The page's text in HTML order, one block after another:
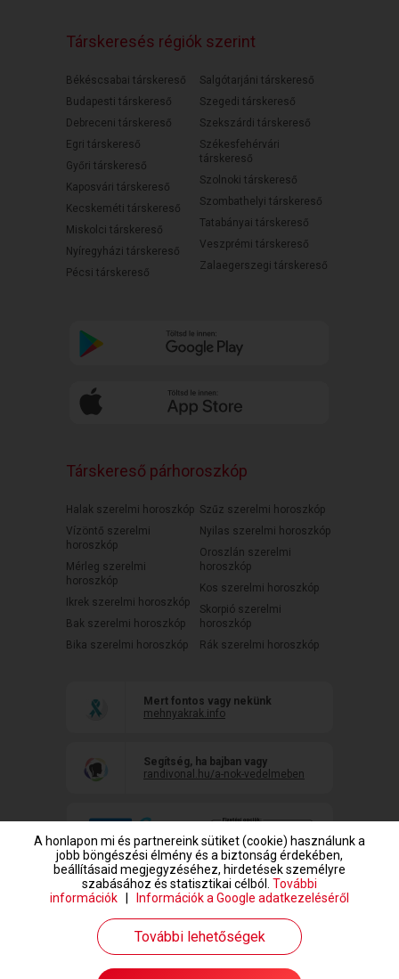
Társkeresés régiók szerint
Békéscsabai társkereső
Budapesti társkereső
Debreceni társkereső
Egri társkereső
Győri társkereső
Kaposvári társkereső
Kecskeméti társkereső
Miskolci társkereső
Nyíregyházi társkereső
Pécsi társkereső
Salgótarjáni társkereső
Szegedi társkereső
Szekszárdi társkereső
Székesfehérvári
társkereső
Szolnoki társkereső
Szombathelyi társkereső
Tatabányai társkereső
Veszprémi társkereső
Zalaegerszegi társkereső
Társkereső párhoroszkóp
Halak szerelmi horoszkóp
Vízöntő szerelmi
horoszkóp
Mérleg szerelmi
horoszkóp
Ikrek szerelmi horoszkóp
Bak szerelmi horoszkóp
Bika szerelmi horoszkóp
Szűz szerelmi horoszkóp
Nyilas szerelmi horoszkóp
Oroszlán szerelmi
horoszkóp
Kos szerelmi horoszkóp
Skorpió szerelmi
horoszkóp
Rák szerelmi horoszkóp
Mert fontos vagy nekünk
mehnyakrak.info
Segítség, ha bajban vagy
randivonal.hu/a-nok-vedelmeben
www.randivonal.hu © Copyright 1999-2026 Dating Central Europe Zrt.
A honlapon mi és partnereink sütiket (cookie) használunk a
jobb böngészési élmény és a biztonság érdekében,
beállításaid megjegyzéséhez, hirdetések személyre
szabásához és statisztikai célból. További
információk
Információk a Google adatkezeléséről
További lehetőségek